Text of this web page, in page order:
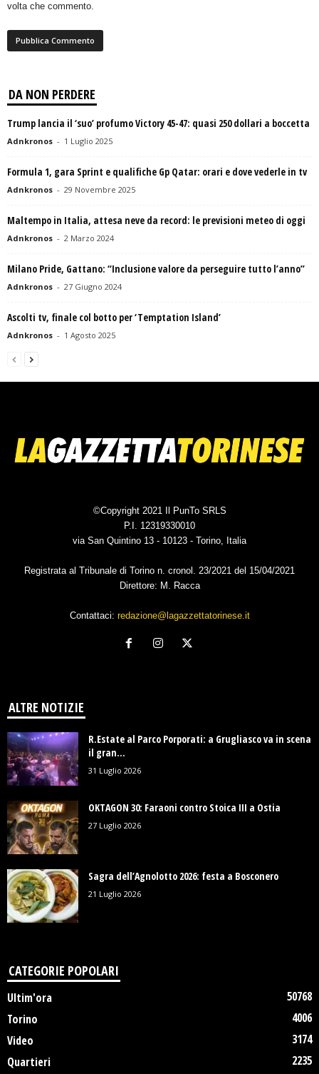
volta che commento.
DA NON PERDERE
Trump lancia il ‘suo’ profumo Victory 45-47: quasi 250 dollari a boccetta
Adnkronos - 1 Luglio 2025
Formula 1, gara Sprint e qualifiche Gp Qatar: orari e dove vederle in tv
Adnkronos - 29 Novembre 2025
Maltempo in Italia, attesa neve da record: le previsioni meteo di oggi
Adnkronos - 2 Marzo 2024
Milano Pride, Gattano: “Inclusione valore da perseguire tutto l’anno”
Adnkronos - 27 Giugno 2024
Ascolti tv, finale col botto per ‘Temptation Island’
Adnkronos - 1 Agosto 2025
©Copyright 2021 Il PunTo SRLS
P.I. 12319330010
via San Quintino 13 - 10123 - Torino, Italia
Registrata al Tribunale di Torino n. cronol. 23/2021 del 15/04/2021
Direttore: M. Racca
Contattaci: redazione@lagazzettatorinese.it
ALTRE NOTIZIE
R.Estate al Parco Porporati: a Grugliasco va in scena
il gran...
31 Luglio 2026
OKTAGON 30: Faraoni contro Stoica III a Ostia
27 Luglio 2026
Sagra dell’Agnolotto 2026: festa a Bosconero
21 Luglio 2026
CATEGORIE POPOLARI
Ultim'ora
50768
Torino
4006
Video
3174
Quartieri
2235